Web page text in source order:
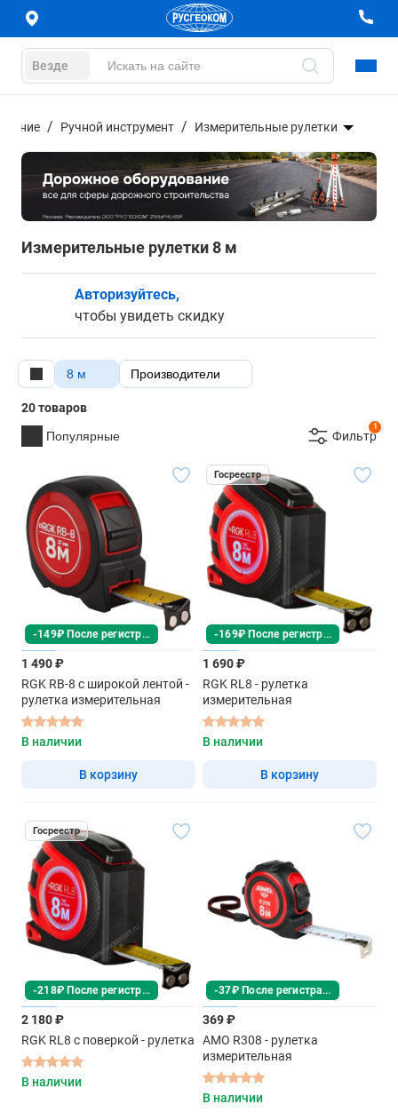
Везде
Ручной инструмент Измерительные рулетки
Измерительные рулетки 8 м
Авторизуйтесь,
чтобы увидеть скидку
8 м Производители
20 товаров
Популярные
1
Фильтр
-149₽ После регистрации
1 490 ₽
RGK RB-8 с широкой лентой -
рулетка измерительная
В наличии
В корзину
Госреестр
-169₽ После регистрации
1 690 ₽
RGK RL8 - рулетка
измерительная
В наличии
В корзину
Госреестр
-218₽ После регистрации
2 180 ₽
RGK RL8 с поверкой - рулетка
В наличии
-37₽ После регистрации
369 ₽
AMO R308 - рулетка
измерительная
В наличии